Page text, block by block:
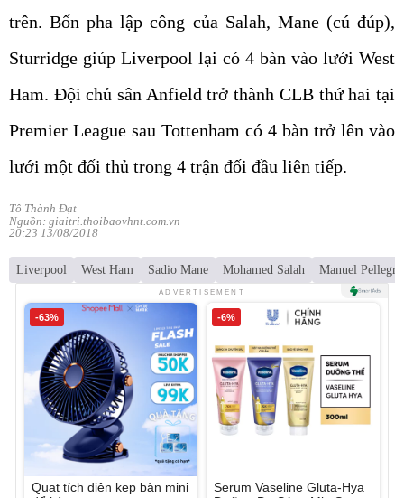
trên. Bốn pha lập công của Salah, Mane (cú đúp),
Sturridge giúp Liverpool lại có 4 bàn vào lưới West
Ham. Đội chủ sân Anfield trở thành CLB thứ hai tại
Premier League sau Tottenham có 4 bàn trở lên vào
lưới một đối thủ trong 4 trận đối đầu liên tiếp.
Tô Thành Đạt
Nguồn: giaitri.thoibaovhnt.com.vn
20:23 13/08/2018
Liverpool West Ham Sadio Mane Mohamed Salah Manuel
ADVERTISEMENT
-63%
Quạt tích điện kẹp bàn mini
-6%
Serum Vaseline Gluta-Hya